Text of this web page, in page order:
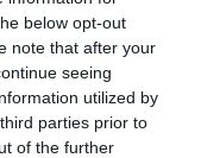
below opt-out
note that after your
seeing
utilized by
parties prior to
of the further
italiano molto
>